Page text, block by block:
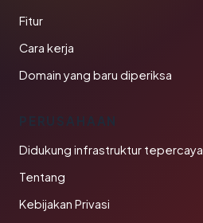
Fitur
Cara kerja
Domain yang baru diperiksa
PERUSAHAAN
Didukung infrastruktur tepercaya
Tentang
Kebijakan Privasi